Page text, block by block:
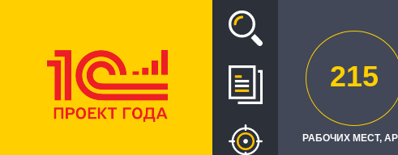
Проект
215
РАБОЧИХ МЕСТ,